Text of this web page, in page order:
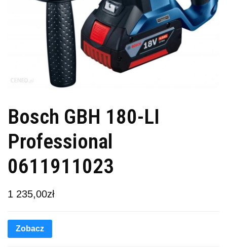
Bosch GBH 180-LI
Professional
0611911023
1 235,00zł
Zobacz